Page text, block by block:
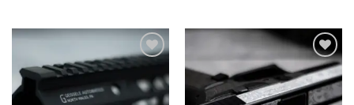
Add to
wishlist
Add to
wishlist